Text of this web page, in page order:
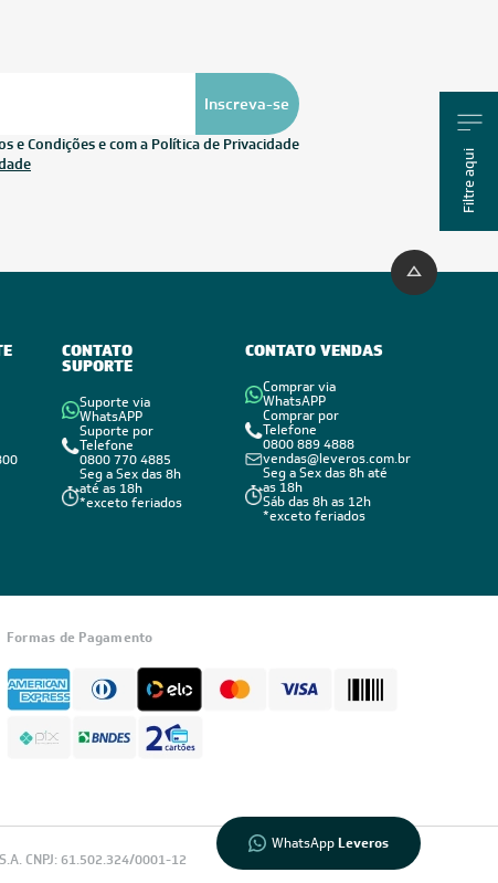
Filtre aqui
Inscreva-se
e Condições e com a Política de Privacidade
CONTATO
SUPORTE
Suporte via
WhatsAPP
Suporte por
Telefone
0800 770 4885
Seg a Sex das 8h
até as 18h
*exceto feriados
CONTATO VENDAS
Comprar via
WhatsAPP
Comprar por
Telefone
0800 889 4888
vendas@leveros.com.br
Seg a Sex das 8h até
as 18h
Sáb das 8h as 12h
*exceto feriados
Formas de Pagamento
CNPJ: 61.502.324/0001-12
WhatsAppLeveros
LIA